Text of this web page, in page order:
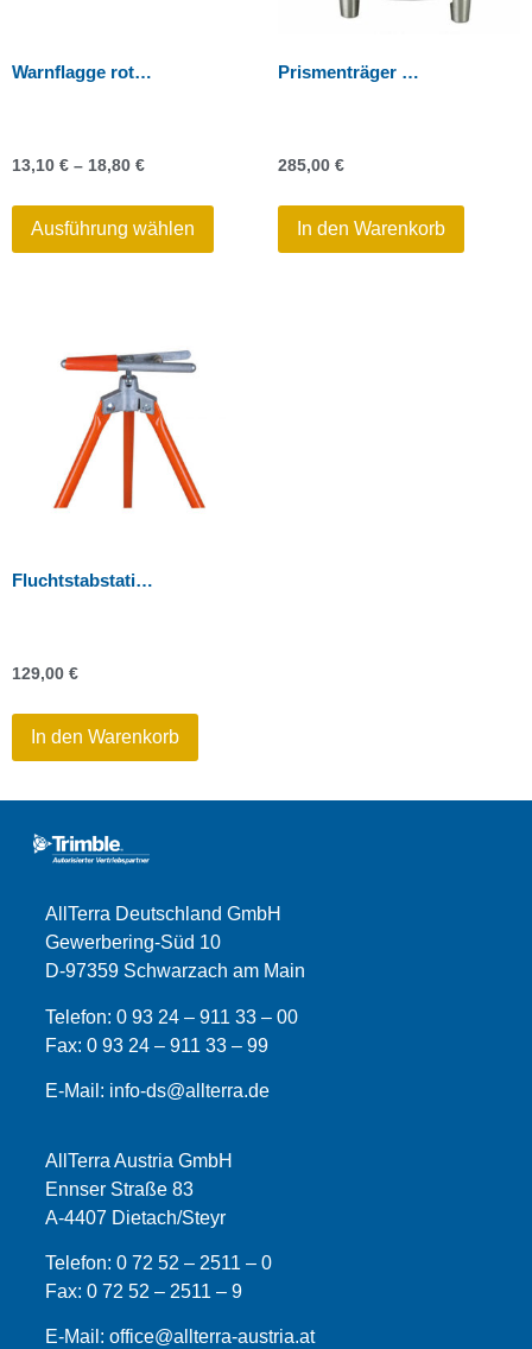
Warnflagge rot-weiß
13,10 € – 18,80 €
Ausführung wählen
Prismenträger mit 5/8″ Adapter, drehbar, mit opt. Lot
285,00 €
In den Warenkorb
Fluchtstabstativ schwer 0,71 m – 1,35 m
129,00 €
In den Warenkorb
AllTerra Deutschland GmbH
Gewerbering-Süd 10
D-97359 Schwarzach am Main
Telefon:0 93 24 – 911 33 – 00
Fax:0 93 24 – 911 33 –99
E-Mail: info-ds@allterra.de
AllTerra Austria GmbH
Ennser Straße 83
A-4407 Dietach/Steyr
Telefon:0 72 52 – 2511 – 0
Fax:0 72 52 – 2511 – 9
E-Mail:office@allterra-austria.at